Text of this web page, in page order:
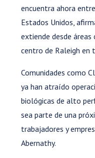
encuentra ahora
Estados Unidos,
extiende desde áreas
centro de Raleigh en
Comunidades como
ya han atraído
biológicas de alto
sea parte de una
trabajadores y
Abernathy.